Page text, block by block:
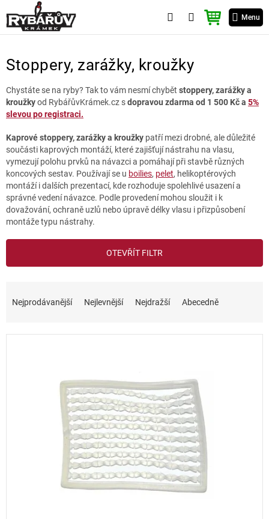
na
obsah
Menu
NÁKUPNÍ
KOŠÍK
Stoppery, zarážky, kroužky
Chystáte se na ryby? Tak to vám nesmí chybět stoppery, zarážky a
kroužkyod RybářůvKrámek.cz sdopravou zdarma od 1 500 Kč a 5%
slevou po registraci.
Kaprové stoppery, zarážky a kroužky patří mezi drobné, ale důležité
součásti kaprových montáží, které zajišťují nástrahu na vlasu,
vymezují polohu prvků na návazci a pomáhají při stavbě různých
koncových sestav. Používají se u boilies, pelet, helikoptérových
montáží i dalších prezentací, kde rozhoduje spolehlivé usazení a
správné vedení návazce. Podle provedení mohou sloužit i k
dovažování, ochraně uzlů nebo úpravě délky vlasu i přizpůsobení
montáže typu nástrahy.
Nejprodávanější Nejlevnější Nejdražší Abecedně
OTEVŘÍT FILTR
V
p
o